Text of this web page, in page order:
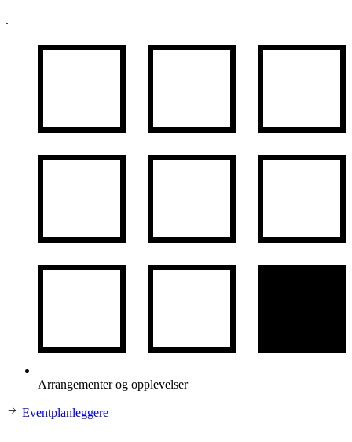
Arrangementer og opplevelser
Eventplanleggere